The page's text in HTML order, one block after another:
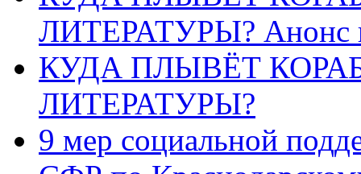
ЛИТЕРАТУРЫ? Анонс
КУДА ПЛЫВЁТ
ЛИТЕРАТУРЫ?
9 мер социальной